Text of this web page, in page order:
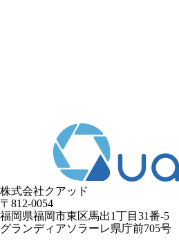
株式会社クアッド
〒812-0054
​福岡県福岡市東区馬出1丁目31番-5
グランディアソラーレ県庁前705号